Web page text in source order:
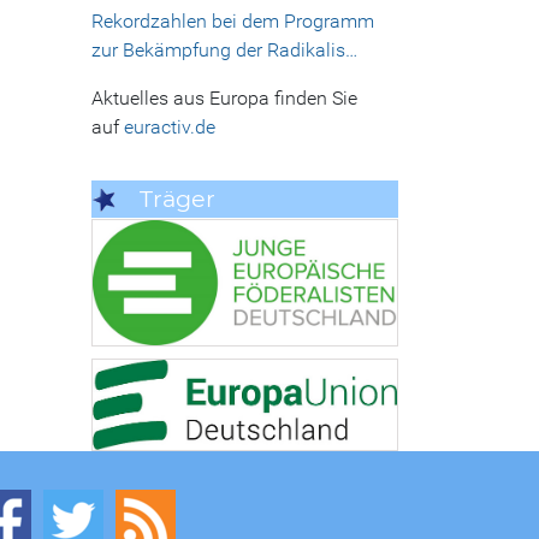
Rekordzahlen bei dem Programm
zur Bekämpfung der Radikalis…
Aktuelles aus Europa finden Sie
aufeuractiv.de
Träger